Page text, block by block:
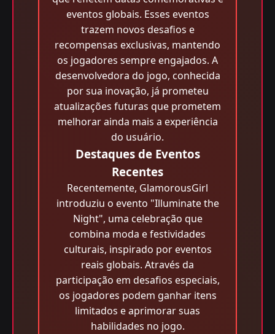
eventos globais. Esses eventos
trazem novos desafios e
recompensas exclusivas, mantendo
os jogadores sempre engajados. A
desenvolvedora do jogo, conhecida
por sua inovação, já prometeu
atualizações futuras que prometem
melhorar ainda mais a experiência
do usuário.
Destaques de Eventos
Recentes
Recentemente, GlamorousGirl
introduziu o evento "Illuminate the
Night", uma celebração que
combina moda e festividades
culturais, inspirado por eventos
reais globais. Através da
participação em desafios especiais,
os jogadores podem ganhar itens
limitados e aprimorar suas
habilidades no jogo.